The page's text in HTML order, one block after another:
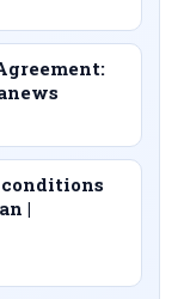
conditions
|